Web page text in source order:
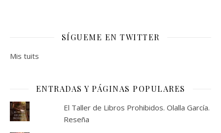
SÍGUEME EN TWITTER
Mis tuits
ENTRADAS Y PÁGINAS POPULARES
El Taller de Libros Prohibidos. Olalla García.
Reseña